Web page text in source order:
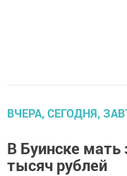
ВЧЕРА, СЕГОДНЯ,
В Буинске
тысяч рублей